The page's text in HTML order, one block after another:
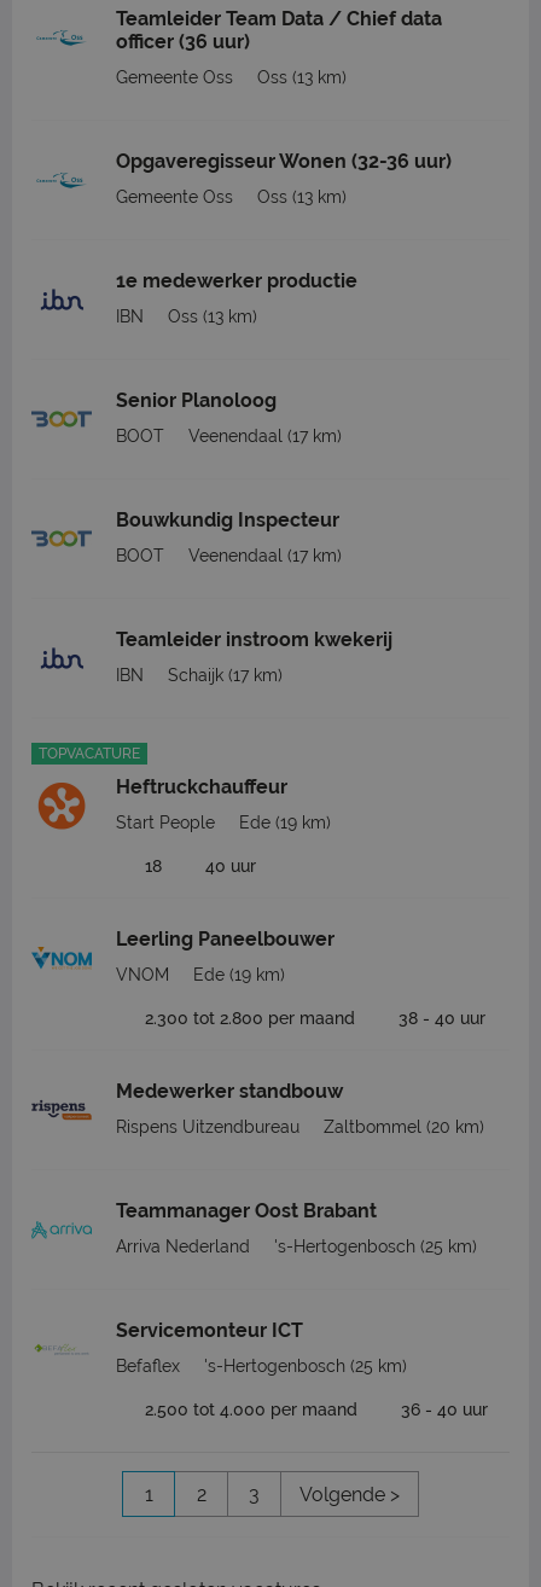
Teamleider Team Data / Chief data
officer (36 uur)
Gemeente Oss Oss (13 km)
Opgaveregisseur Wonen (32-36 uur)
Gemeente Oss Oss (13 km)
1e medewerker productie
IBN Oss (13 km)
Senior Planoloog
BOOT Veenendaal (17 km)
Bouwkundig Inspecteur
BOOT Veenendaal (17 km)
Teamleider instroom kwekerij
IBN Schaijk (17 km)
TOPVACATURE
Heftruckchauffeur
Start People Ede (19 km)
18 40 uur
Leerling Paneelbouwer
VNOM Ede (19 km)
2.300 tot 2.800 per maand 38 - 40 uur
Medewerker standbouw
Rispens Uitzendbureau Zaltbommel (20 km)
Teammanager Oost Brabant
Arriva Nederland 's-Hertogenbosch (25 km)
Servicemonteur ICT
Befaflex 's-Hertogenbosch (25 km)
2.500 tot 4.000 per maand 36 - 40 uur
1 2 3 Volgende >